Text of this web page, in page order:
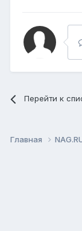
Перейти к
Главная